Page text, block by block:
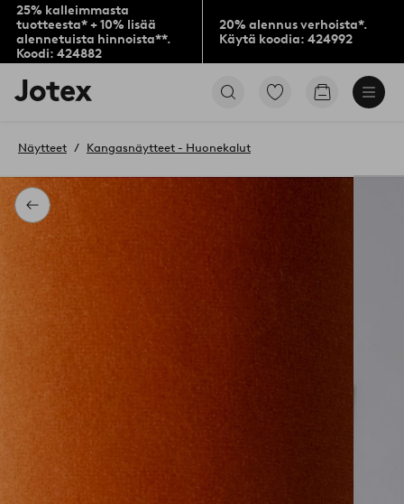
25% kalleimmasta
tuotteesta* + 10% lisää
alennetuista hinnoista**.
Koodi: 424882
20% alennus verhoista*.
Käytä koodia: 424992
Jotex-
logo
aloitussivulle
Siirry
Siirry
Takaisin
Näytteet Kangasnäytteet - Huonekalut